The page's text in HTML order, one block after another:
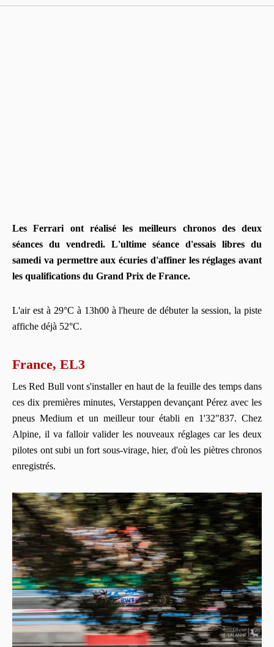
Les Ferrari ont réalisé les meilleurs chronos des deux
séances du vendredi. L'ultime séance d'essais libres du
samedi va permettre aux écuries d'affiner les réglages avant
les qualifications du Grand Prix de France.
L'air est à 29°C à 13h00 à l'heure de débuter la session, la piste
affiche déjà 52°C.
France, EL3
Les Red Bull vont s'installer en haut de la feuille des temps dans
ces dix premières minutes, Verstappen devançant Pérez avec les
pneus Medium et un meilleur tour établi en 1'32"837. Chez
Alpine, il va falloir valider les nouveaux réglages car les deux
pilotes ont subi un fort sous-virage, hier, d'où les piètres chronos
enregistrés.